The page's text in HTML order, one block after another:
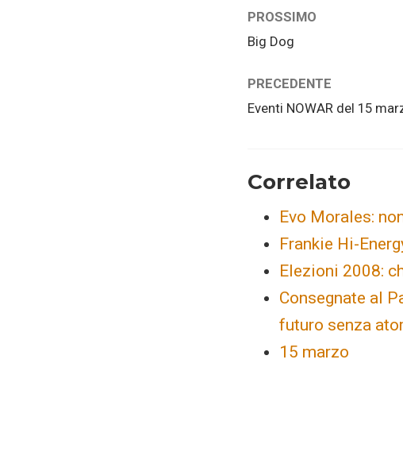
PROSSIMO
Big Dog
PRECEDENTE
Eventi NOWAR del 15
Correlato
Evo Morales:
Frankie Hi-
Elezioni 2008:
Consegnate al
futuro senza
15 marzo